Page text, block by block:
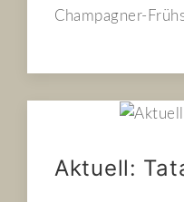
Champagner-
Aktuell: